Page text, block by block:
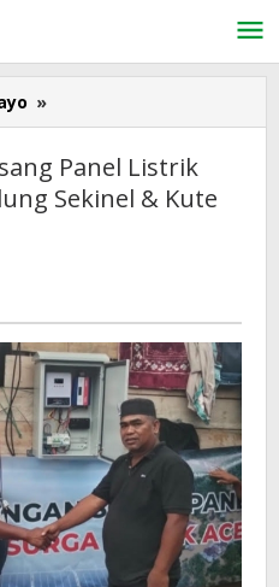
»
Pasang
Listrik
Tenaga
&
Kute
Reje
Linge
Panel Listrik
Sekinel & Kute